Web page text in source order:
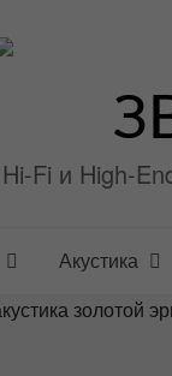
Hi-Fi и High-
Акустика
золотой